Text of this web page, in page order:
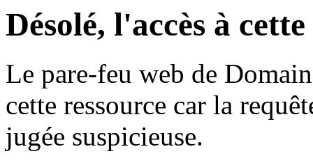
Désolé, l'accès à
Le pare-feu web de
cette ressource car la
jugée suspicieuse.